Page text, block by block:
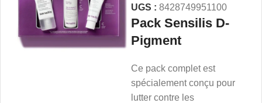
UGS : 8428749951100
Pack Sensilis D-
Pigment
Ce pack complet est
spécialement conçu pour
lutter contre les